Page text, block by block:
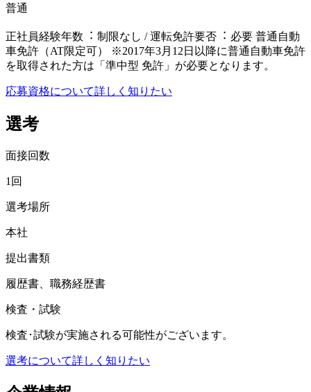
普通
正社員経験年数︓ 制限なし / 運転免許要否︓ 必要 普通⾃動
⾞免許（AT限定可） ※2017年3⽉12⽇以降に普通⾃動⾞免許
を取得された⽅は「準中型 免許」が必要となります。
応募資格について詳しく知りたい
選考
面接回数
1回
選考場所
本社
提出書類
履歴書、職務経歴書
検査・試験
検査･試験が実施される可能性がございます。
選考について詳しく知りたい